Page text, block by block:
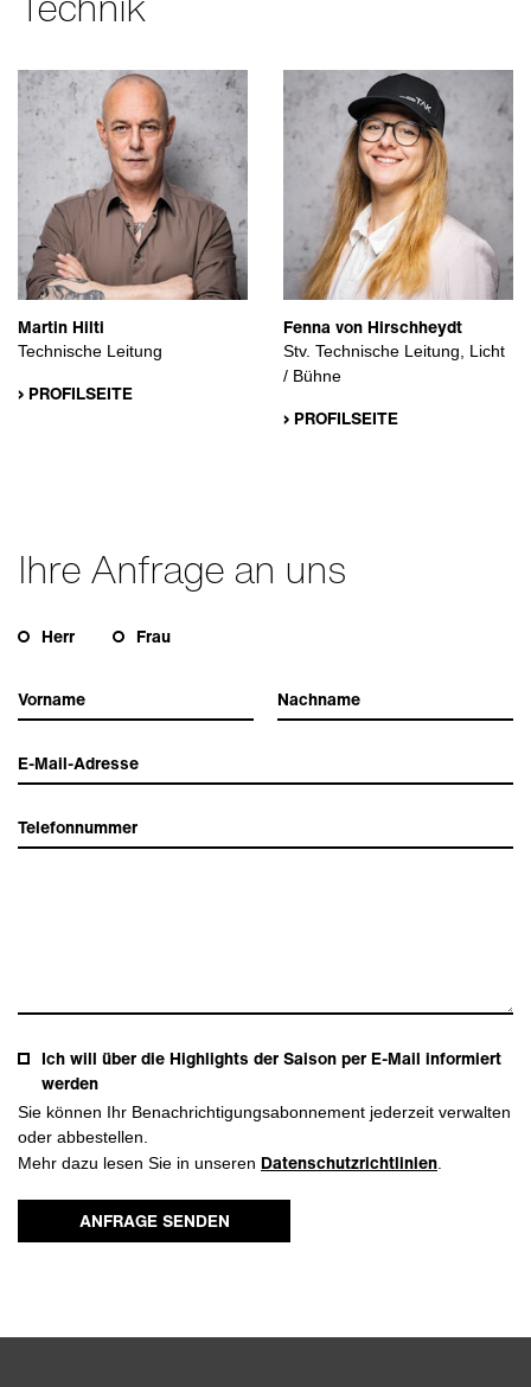
Martin Hilti
Technische Leitung
› PROFILSEITE
Fenna von Hirschheydt
Stv. Technische Leitung, Licht
/ Bühne
› PROFILSEITE
Ihre Anfrage an uns
Herr Frau
Ich will über die Highlights der Saison per E-Mail informiert
werden
Sie können Ihr Benachrichtigungsabonnement jederzeit verwalten
oder abbestellen.
Mehr dazu lesen Sie in unseren Datenschutzrichtlinien
ANFRAGE SENDEN